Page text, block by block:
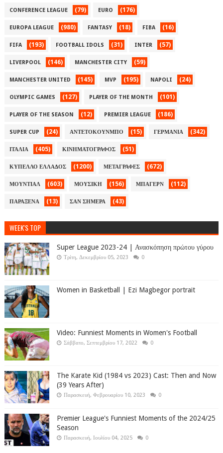
CONFERENCE LEAGUE (79) EURO (176)
EUROPA LEAGUE (980) FANTASY (18) FIBA (16)
FIFA (193) FOOTBALL IDOLS (31) INTER (57)
LIVERPOOL (146) MANCHESTER CITY (59)
MANCHESTER UNITED (145) MVP (195) NAPOLI (24)
OLYMPIC GAMES (127) PLAYER OF THE MONTH (101)
PLAYER OF THE SEASON (12) PREMIER LEAGUE (186)
SUPER CUP (24) ΑΝΤΕΤΟΚΟΥΝΜΠΟ (15) ΓΕΡΜΑΝΙΑ (342)
ΙΤΑΛΙΑ (405) ΚΙΝΗΜΑΤΟΓΡΑΦΟΣ (51)
ΚΥΠΕΛΛΟ ΕΛΛΑΔΟΣ (1200) ΜΕΤΑΓΡΑΦΕΣ (672)
ΜΟΥΝΤΙΑΛ (603) ΜΟΥΣΙΚΗ (156) ΜΠΑΓΕΡΝ (112)
ΠΑΡΑΞΕΝΑ (13) ΣΑΝ ΣΗΜΕΡΑ (43)
WEEK'S TOP
Super League 2023-24 | Ανασκόπηση πρώτου γύρου
Τρίτη, Δεκεμβρίου 05, 2023 0
Women in Basketball | Ezi Magbegor portrait
Video: Funniest Moments in Women's Football
Σάββατο, Σεπτεμβρίου 17, 2022 0
The Karate Kid (1984 vs 2023) Cast: Then and Now
(39 Years After)
Παρασκευή, Φεβρουαρίου 10, 2023 0
Premier League's Funniest Moments of the 2024/25
Season
Παρασκευή, Ιουλίου 04, 2025 0